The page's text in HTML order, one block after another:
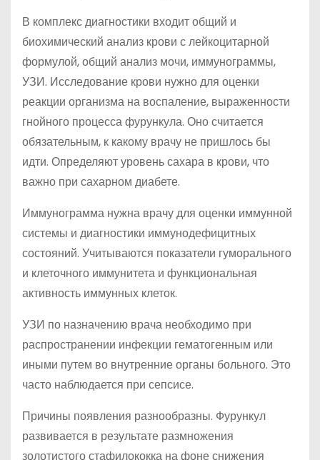
В комплекс диагностики входит общий и
биохимический анализ крови с лейкоцитарной
формулой, общий анализ мочи, иммунограммы,
УЗИ. Исследование крови нужно для оценки
реакции организма на воспаление, выраженности
гнойного процесса фурункула. Оно считается
обязательным, к какому врачу не пришлось бы
идти. Определяют уровень сахара в крови, что
важно при сахарном диабете.
Иммунограмма нужна врачу для оценки иммунной
системы и диагностики иммунодефицитных
состояний. Учитываются показатели гуморального
и клеточного иммунитета и функциональная
активность иммунных клеток.
УЗИ по назначению врача необходимо при
распространении инфекции гематогенным или
иными путем во внутренние органы больного. Это
часто наблюдается при сепсисе.
Причины появления разнообразны. Фурункул
развивается в результате размножения
золотистого стафилококка на фоне снижения